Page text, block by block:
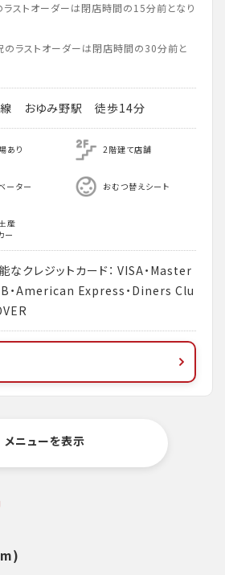
ストオーダーは閉店時間の15分前となり
のラストオーダーは閉店時間の30分前と
線 おゆみ野駅 徒歩14分
あり 2階建て店舗
ーター おむつ替えシート
産
ー
なクレジットカード： VISA・Master
・American Express・Diners Clu
メニューを表示